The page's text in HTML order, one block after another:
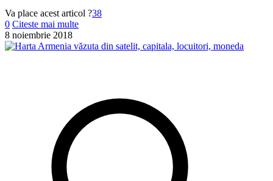
Va place acest articol ?38
0 Citeste mai multe
8 noiembrie 2018